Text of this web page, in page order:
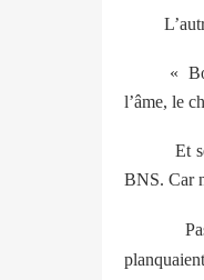
«
l’âme, le
Et
BNS. Car